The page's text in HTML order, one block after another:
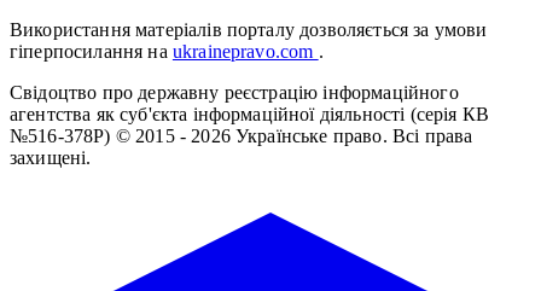
Використання матеріалів порталу дозволяється за умови
гіперпосилання на ukrainepravo.com .
Свідоцтво про державну реєстрацію інформаційного
агентства як суб'єкта інформаційної діяльності (серія КВ
№516-378Р) © 2015 - 2026 Українське право. Всі права
захищені.